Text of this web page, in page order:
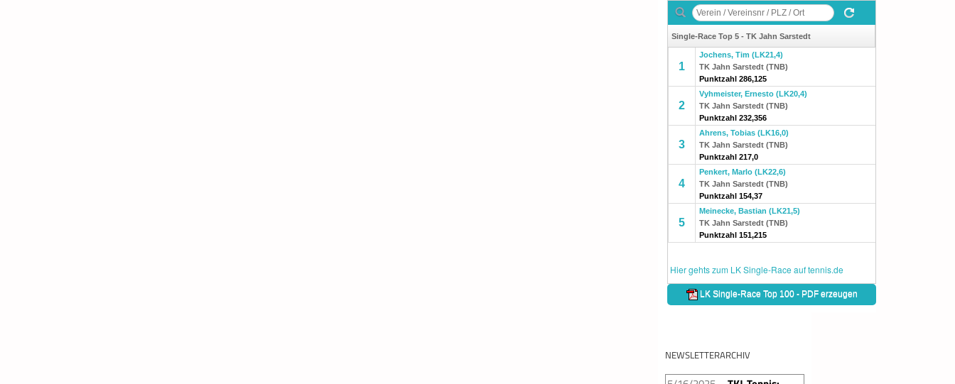
NEWSLETTERARCHIV